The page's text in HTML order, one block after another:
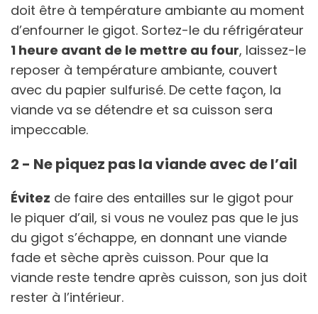
doit être à température ambiante au moment
d’enfourner le gigot. Sortez-le du réfrigérateur
1 heure avant de le mettre au four, laissez-le
reposer à température ambiante, couvert
avec du papier sulfurisé. De cette façon, la
viande va se détendre et sa cuisson sera
impeccable.
2 - Ne piquez pas la viande avec de l’ail
Évitez de faire des entailles sur le gigot pour
le piquer d’ail, si vous ne voulez pas que le jus
du gigot s’échappe, en donnant une viande
fade et sèche après cuisson. Pour que la
viande reste tendre après cuisson, son jus doit
rester à l’intérieur.